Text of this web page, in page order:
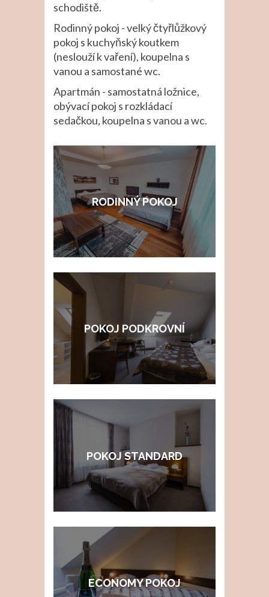
schodiště.
Rodinný pokoj - velký čtyřlůžkový
pokoj s kuchyňský koutkem
(neslouží k vaření), koupelna s
vanou a samostané wc.
Apartmán - samostatná ložnice,
obývací pokoj s rozkládací
sedačkou, koupelna s vanou a wc.
RODINNÝ POKOJ
POKOJ PODKROVNÍ
POKOJ STANDARD
ECONOMY POKOJ